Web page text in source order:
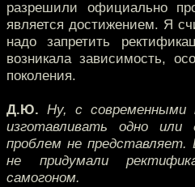
разрешили официально
является достижением. Я
надо запретить
возникала зависимость,
поколения.
Д.Ю. Ну, с современными
изготавливать одно или
проблем не представляет.
не придумали
самогоном.